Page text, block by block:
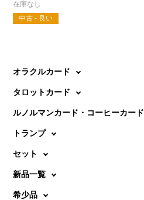
中古 - 良い
オラクルカード
タロットカード
ルノルマンカード・コーヒーカード
トランプ
セット
新品一覧
希少品